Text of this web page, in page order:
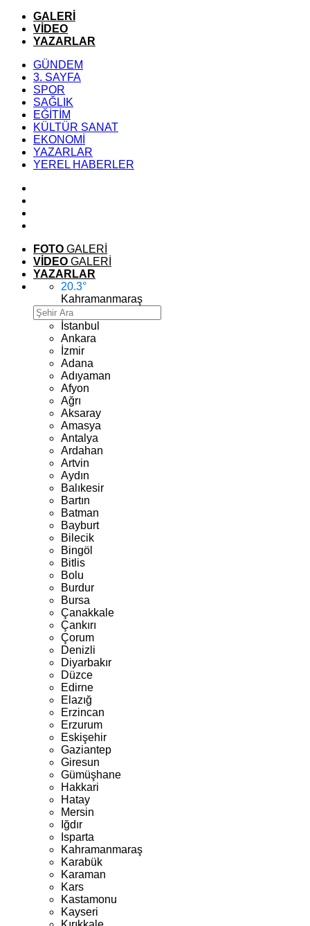
GALERİ
VİDEO
YAZARLAR
GÜNDEM
3. SAYFA
SPOR
SAĞLIK
EĞİTİM
KÜLTÜR SANAT
EKONOMİ
YAZARLAR
YEREL HABERLER
FOTO GALERİ
VİDEO GALERİ
YAZARLAR
20.3°
Kahramanmaraş
İstanbul
Ankara
İzmir
Adana
Adıyaman
Afyon
Ağrı
Aksaray
Amasya
Antalya
Ardahan
Artvin
Aydın
Balıkesir
Bartın
Batman
Bayburt
Bilecik
Bingöl
Bitlis
Bolu
Burdur
Bursa
Çanakkale
Çankırı
Çorum
Denizli
Diyarbakır
Düzce
Edirne
Elazığ
Erzincan
Erzurum
Eskişehir
Gaziantep
Giresun
Gümüşhane
Hakkari
Hatay
Mersin
Iğdır
Isparta
Kahramanmaraş
Karabük
Karaman
Kars
Kastamonu
Kayseri